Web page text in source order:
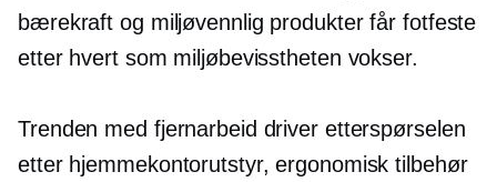
bærekraft og miljøvennlig produkter får fotfeste
etter hvert som miljøbevisstheten vokser.
Trenden med fjernarbeid driver etterspørselen
etter hjemmekontorutstyr, ergonomisk tilbehør